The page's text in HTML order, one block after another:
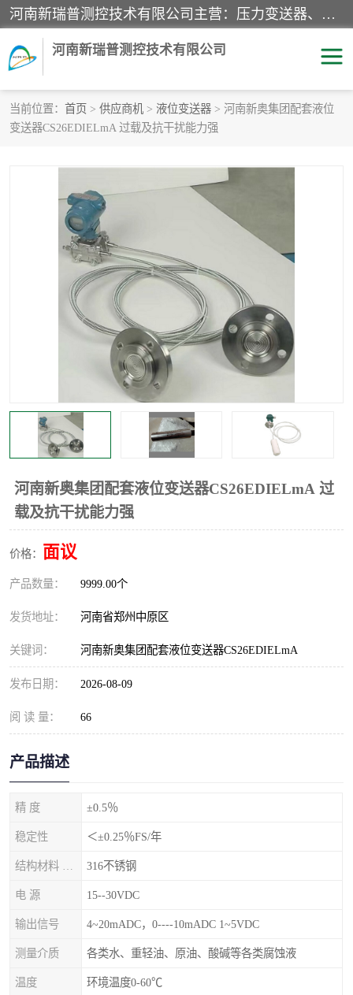
河南新瑞普测控技术有限公司主营：压力变送器、液位变送器、差压变送器、雷达料位计、电容物位计、温度显示控制仪表、电量变送器、流量计、工业自动化系统成套设备。
河南新瑞普测控技术有限公司
当前位置： 首页 > 供应商机 > 液位变送器 > 河南新奥集团配套液位
变送器CS26EDIELmA 过载及抗干扰能力强
河南新奥集团配套液位变送器CS26EDIELmA 过
载及抗干扰能力强
价格： 面议
产品数量： 9999.00个
发货地址： 河南省郑州中原区
关键词： 河南新奥集团配套液位变送器CS26EDIELmA
发布日期： 2026-08-09
阅 读 量： 66
产品描述
精 度 ±0.5％
稳定性 ＜±0.25％FS/年
316不锈钢
电 源 15--30VDC
输出信号 4~20mADC，0----10mADC 1~5VDC
测量介质 各类水、重轻油、原油、酸碱等各类腐蚀液
温度 环境温度0-60℃
霍尼韦尔压力变送器 CS系列变送器
精巧型压力变送器
液位变送器 雷达料位计
标准型工业压力变送器
差压变送器 温度传感器变送器
压力变送器 电容物位计
温度显示控制仪表 电量变送器
流量计 工业自动化系统成套设备